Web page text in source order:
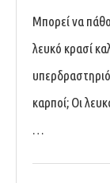
Μπορεί να
λευκό κρασί
καρποί; Οι
…